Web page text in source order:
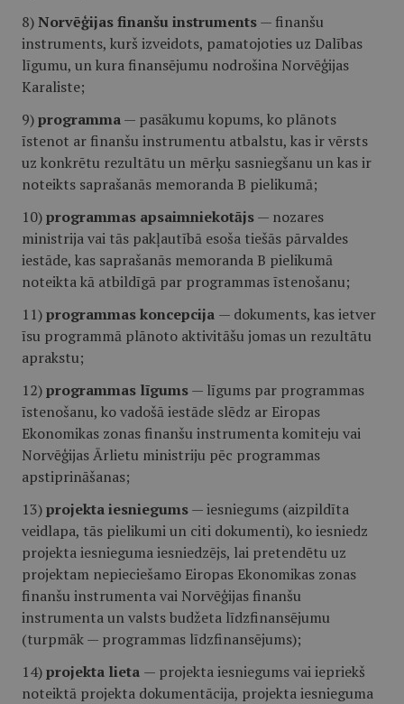
8)Norvēģijas finanšu instruments— finanšu
instruments, kurš izveidots, pamatojoties uz Dalības
līgumu, un kura finansējumu nodrošina Norvēģijas
Karaliste;
9)programma— pasākumu kopums, ko plānots
īstenot ar finanšu instrumentu atbalstu, kas ir vērsts
uz konkrētu rezultātu un mērķu sasniegšanu un kas ir
noteikts saprašanās memoranda B pielikumā;
10)programmas apsaimniekotājs— nozares
ministrija vai tās pakļautībā esoša tiešās pārvaldes
iestāde, kas saprašanās memoranda B pielikumā
noteikta kā atbildīgā par programmas īstenošanu;
11)programmas koncepcija — dokuments, kas ietver
īsu programmā plānoto aktivitāšu jomas un rezultātu
aprakstu;
12)programmas līgums— līgums par programmas
īstenošanu, ko vadošā iestāde slēdz ar Eiropas
Ekonomikas zonas finanšu instrumenta komiteju vai
Norvēģijas Ārlietu ministriju pēc programmas
apstiprināšanas;
13)projekta iesniegums— iesniegums (aizpildīta
veidlapa, tās pielikumi un citi dokumenti), ko iesniedz
projekta iesnieguma iesniedzējs, lai pretendētu uz
projektam nepieciešamo Eiropas Ekonomikas zonas
finanšu instrumenta vai Norvēģijas finanšu
instrumenta un valsts budžeta līdzfinansējumu
(turpmāk — programmas līdzfinansējums);
14)projekta lieta — projekta iesniegums vai iepriekš
noteiktā projekta dokumentācija, projekta iesnieguma